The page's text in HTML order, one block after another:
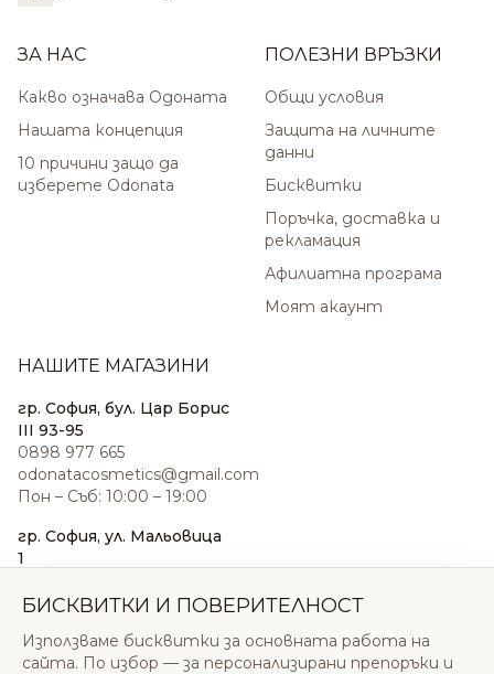
ЗА НАС
Какво означава Одоната
Нашата концепция
10 причини защо да
изберете Odonata
ПОЛЕЗНИ ВРЪЗКИ
Общи условия
Защита на личните
данни
Бисквитки
Поръчка, доставка и
рекламация
Афилиатна програма
Моят акаунт
НАШИТЕ МАГАЗИНИ
гр. София, бул. Цар Борис
III 93-95
0898 977 665
odonatacosmetics@gmail.com
Пон – Съб: 10:00 – 19:00
гр. София, ул. Мальовица
1
sales@odonatacosmetics.com
Нед: 11:00 – 18:00
БИСКВИТКИ И ПОВЕРИТЕЛНОСТ
Използваме бисквитки за основната работа на
сайта. По избор — за персонализирани препоръки и